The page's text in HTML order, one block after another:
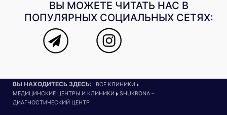
ВЫ МОЖЕТЕ ЧИТАТЬ НАС В
ПОПУЛЯРНЫХ СОЦИАЛЬНЫХ СЕТЯХ:
ВЫ НАХОДИТЕСЬ ЗДЕСЬ:
ВСЕ КЛИНИКИ
МЕДИЦИНСКИЕ ЦЕНТРЫ И КЛИНИКИ
SHUKRONA –
ДИАГНОСТИЧЕСКИЙ ЦЕНТР